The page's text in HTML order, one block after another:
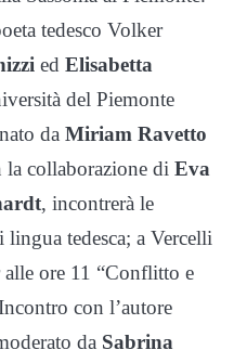
tedesco Volker
ed Elisabetta
del Piemonte
da Miriam Ravetto
la collaborazione di Eva
, incontrerà le
lingua tedesca; a Vercelli
ore 11 “Conflitto e
con l’autore
da Sabrina